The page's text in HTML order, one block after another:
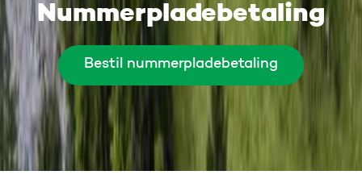
Nummerpladebetaling
Bestil nummerpladebetaling